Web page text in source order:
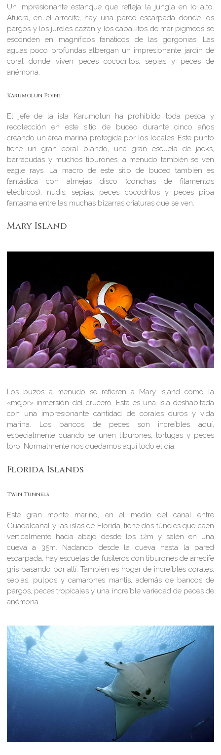
Un impresionante estanque que refleja la jungla en lo alto.
Afuera, en el arrecife, hay una pared escarpada donde los
pargos y los jureles cazan y los caballitos de mar pigmeos se
esconden en magníficos fanáticos de las gorgonias. Las
aguas poco profundas albergan un impresionante jardín de
coral donde viven peces cocodrilos, sepias y peces de
anémona.
Karumolun Point
El jefe de la isla Karumolun ha prohibido toda pesca y
recolección en este sitio de buceo durante cinco años
creando un área marina protegida por los locales. Este punto
tiene un gran coral blando, una gran escuela de jacks,
barracudas y muchos tiburones, a menudo también se ven
eagle rays. La macro de este sitio de buceo también es
fantástica con almejas disco (conchas de filamentos
eléctricos), nudis, sepias, peces cocodrilos y peces pipa
fantasma entre las muchas bizarras criaturas que se ven.
Mary Island
Los buzos a menudo se refieren a Mary Island como la
«mejor» inmersión del crucero. Esta es una isla deshabitada
con una impresionante cantidad de corales duros y vida
marina. Los bancos de peces son increíbles aquí,
especialmente cuando se unen tiburones, tortugas y peces
loro. Normalmente nos quedamos aquí todo el día.
Florida Islands
Twin Tunnels
Este gran monte marino, en el medio del canal entre
Guadalcanal y las islas de Florida, tiene dos túneles que caen
verticalmente hacia abajo desde los 12m y salen en una
cueva a 35m. Nadando desde la cueva hasta la pared
escarpada, hay escuelas de fusileros con tiburones de arrecife
gris pasando por allí. También es hogar de increíbles corales,
sepias, pulpos y camarones mantis, además de bancos de
pargos, peces tropicales y una increíble variedad de peces de
anémona.